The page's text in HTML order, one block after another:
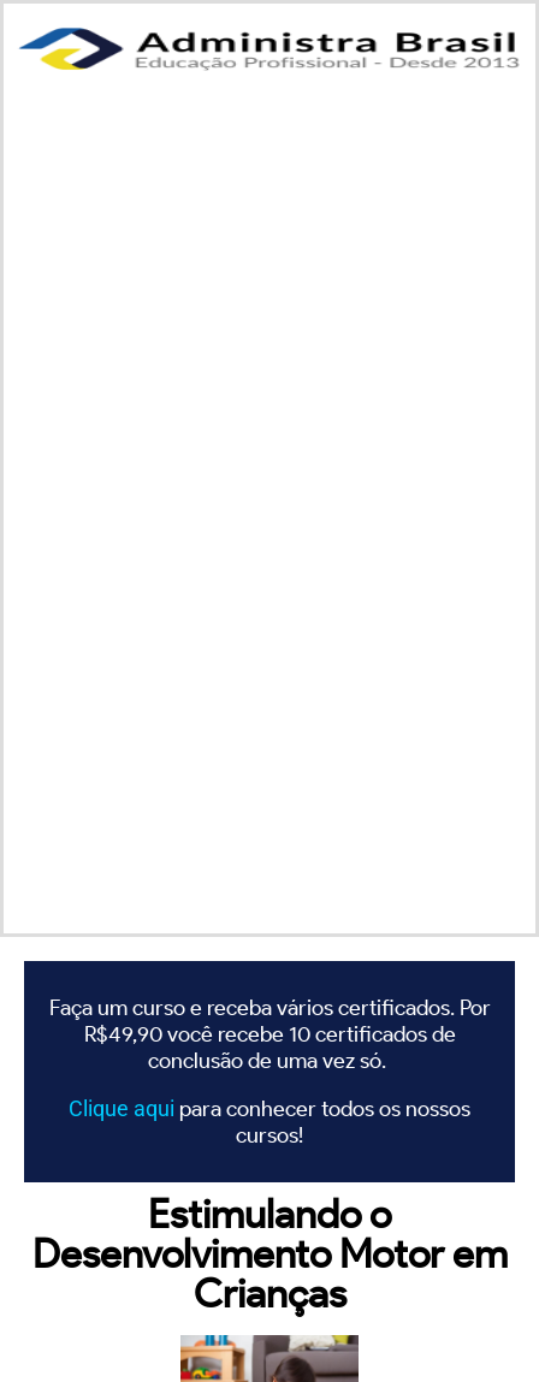
Faça um curso e receba vários certificados. Por
R$49,90 você recebe 10 certificados de
conclusão de uma vez só.
Clique aqui para conhecer todos os nossos
cursos!
Estimulando o
Desenvolvimento Motor em
Crianças